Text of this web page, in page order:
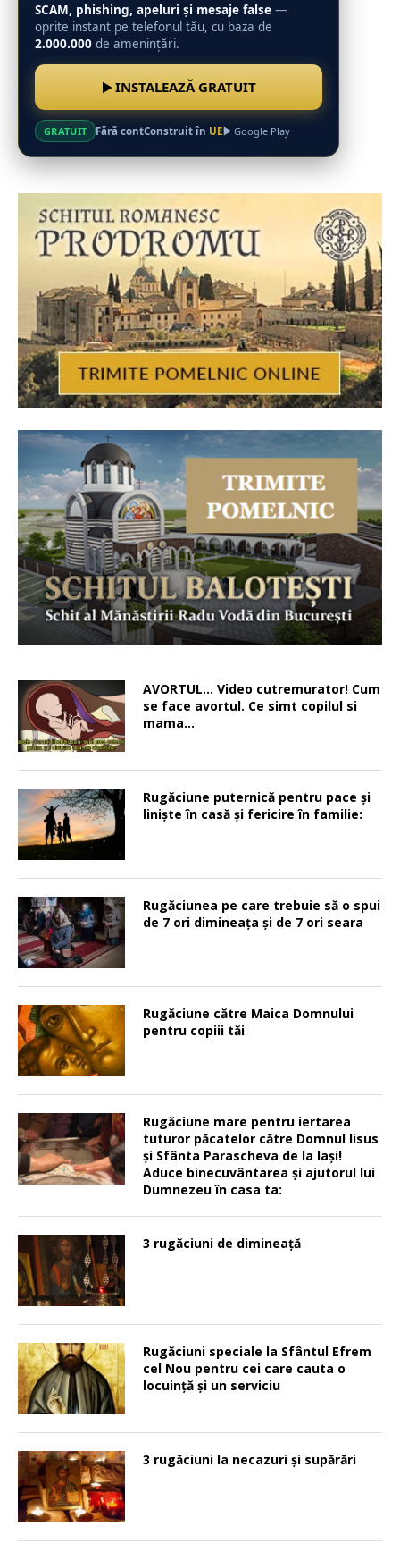
SCAM, phishing, apeluri și mesaje false —
oprite instant pe telefonul tău, cu baza de
2.000.000 de amenințări.
INSTALEAZĂ GRATUIT
GRATUIT Fără contConstruit în UE Google Play
AVORTUL… Video cutremurator! Cum
se face avortul. Ce simt copilul si
mama…
Rugăciune puternică pentru pace şi
linişte în casă şi fericire în familie:
Rugăciunea pe care trebuie să o spui
de 7 ori dimineața și de 7 ori seara
Rugăciune către Maica Domnului
pentru copiii tăi
Rugăciune mare pentru iertarea
tuturor păcatelor către Domnul Iisus
şi Sfânta Parascheva de la Iaşi!
Aduce binecuvântarea şi ajutorul lui
Dumnezeu în casa ta:
3 rugăciuni de dimineață
Rugăciuni speciale la Sfântul Efrem
cel Nou pentru cei care cauta o
locuinţă şi un serviciu
3 rugăciuni la necazuri și supărări